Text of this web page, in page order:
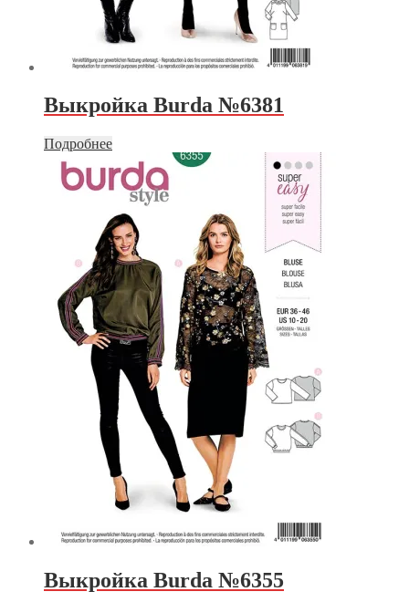
Выкройка Burda №6381
Подробнее
Выкройка Burda №6355